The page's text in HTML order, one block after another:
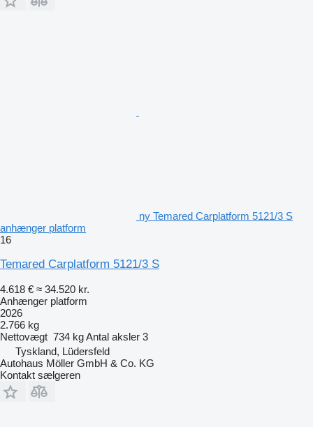
ny Temared Carplatform 5121/3 S
anhænger platform
16
Temared Carplatform 5121/3 S
4.618 € ≈ 34.520 kr.
Anhænger platform
2026
2.766 kg
Nettovægt 734 kgAntal aksler 3
Tyskland, Lüdersfeld
Autohaus Möller GmbH & Co. KG
Kontakt sælgeren